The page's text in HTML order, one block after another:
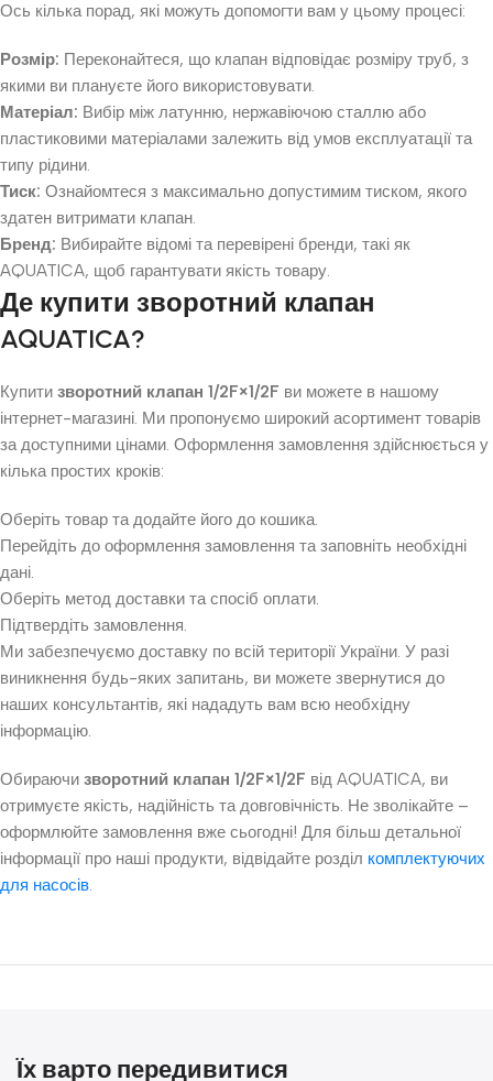
Ось кілька порад, які можуть допомогти вам у цьому процесі:
Розмір: Переконайтеся, що клапан відповідає розміру труб, з
якими ви плануєте його використовувати.
Матеріал: Вибір між латунню, нержавіючою сталлю або
пластиковими матеріалами залежить від умов експлуатації та
типу рідини.
Тиск: Ознайомтеся з максимально допустимим тиском, якого
здатен витримати клапан.
Бренд: Вибирайте відомі та перевірені бренди, такі як
AQUATICA, щоб гарантувати якість товару.
Де купити зворотний клапан
AQUATICA?
Купити зворотний клапан 1/2F×1/2F ви можете в нашому
інтернет-магазині. Ми пропонуємо широкий асортимент товарів
за доступними цінами. Оформлення замовлення здійснюється у
кілька простих кроків:
Оберіть товар та додайте його до кошика.
Перейдіть до оформлення замовлення та заповніть необхідні
дані.
Оберіть метод доставки та спосіб оплати.
Підтвердіть замовлення.
Ми забезпечуємо доставку по всій території України. У разі
виникнення будь-яких запитань, ви можете звернутися до
наших консультантів, які нададуть вам всю необхідну
інформацію.
Обираючи зворотний клапан 1/2F×1/2F від AQUATICA, ви
отримуєте якість, надійність та довговічність. Не зволікайте –
оформлюйте замовлення вже сьогодні! Для більш детальної
інформації про наші продукти, відвідайте розділ комплектуючих
для насосів.
Їх варто передивитися